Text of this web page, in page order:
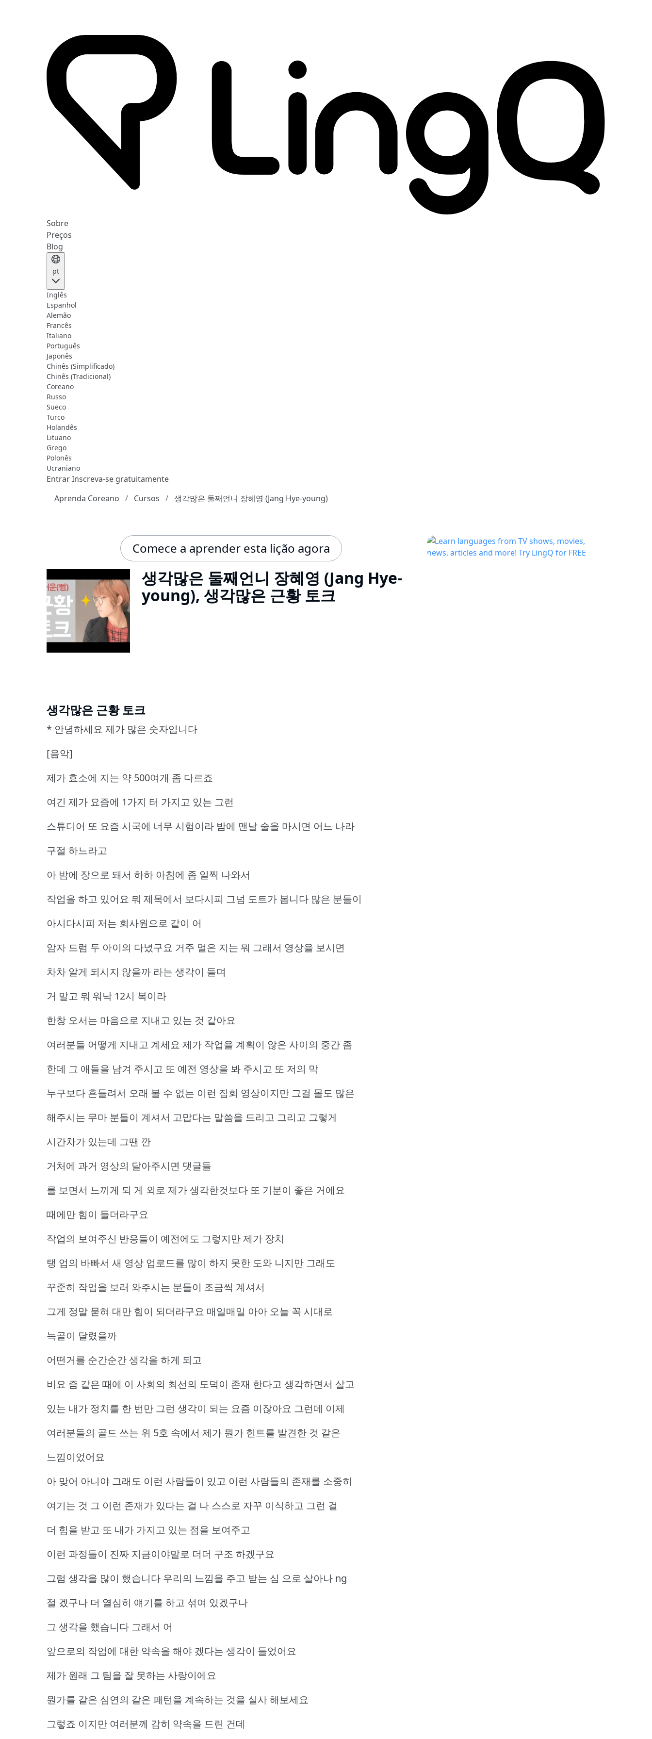
Sobre
Preços
Blog
pt
Inglês
Espanhol
Alemão
Francês
Italiano
Português
Japonês
Chinês (Simplificado)
Chinês (Tradicional)
Coreano
Russo
Sueco
Turco
Holandês
Lituano
Grego
Polonês
Ucraniano
EntrarInscreva-se gratuitamente
Aprenda Coreano
Cursos 생각많은 둘째언니 장혜영 (Jang Hye-young)
Comece a aprender esta lição agora
생각많은 둘째언니 장혜영 (Jang Hye-
young), 생각많은 근황 토크
생각많은 근황 토크
* 안녕하세요 제가 많은 숫자입니다
[음악]
제가 효소에 지는 약 500여개 좀 다르죠
여긴 제가 요즘에 1가지 터 가지고 있는 그런
스튜디어 또 요즘 시국에 너무 시험이라 밤에 맨날 술을 마시면 어느 나라
구절 하느라고
아 밤에 장으로 돼서 하하 아침에 좀 일찍 나와서
작업을 하고 있어요 뭐 제목에서 보다시피 그넘 도트가 봅니다 많은 분들이
아시다시피 저는 회사원으로 같이 어
암자 드럼 두 아이의 다녔구요 거주 멀은 지는 뭐 그래서 영상을 보시면
차차 알게 되시지 않을까 라는 생각이 들며
거 말고 뭐 워낙 12시 복이라
한창 오서는 마음으로 지내고 있는 것 같아요
여러분들 어떻게 지내고 계세요 제가 작업을 계획이 않은 사이의 중간 좀
한데 그 애들을 남겨 주시고 또 예전 영상을 봐 주시고 또 저의 막
누구보다 흔들려서 오래 볼 수 없는 이런 집회 영상이지만 그걸 몰도 많은
해주시는 무마 분들이 계셔서 고맙다는 말씀을 드리고 그리고 그렇게
시간차가 있는데 그땐 깐
거처에 과거 영상의 달아주시면 댓글들
를 보면서 느끼게 되 게 외로 제가 생각한것보다 또 기분이 좋은 거에요
때에만 힘이 들더라구요
작업의 보여주신 반응들이 예전에도 그렇지만 제가 장치
탱 업의 바빠서 새 영상 업로드를 많이 하지 못한 도와 니지만 그래도
꾸준히 작업을 보러 와주시는 분들이 조금씩 계셔서
그게 정말 묻혀 대만 힘이 되더라구요 매일매일 아아 오늘 꼭 시대로
늑골이 달렸을까
어떤거를 순간순간 생각을 하게 되고
비요 즘 같은 때에 이 사회의 최선의 도덕이 존재 한다고 생각하면서 살고
있는 내가 정치를 한 번만 그런 생각이 되는 요즘 이잖아요 그런데 이제
여러분들의 골드 쓰는 위 5호 속에서 제가 뭔가 힌트를 발견한 것 같은
느낌이었어요
아 맞어 아니야 그래도 이런 사람들이 있고 이런 사람들의 존재를 소중히
여기는 것 그 이런 존재가 있다는 걸 나 스스로 자꾸 이식하고 그런 걸
더 힘을 받고 또 내가 가지고 있는 점을 보여주고
이런 과정들이 진짜 지금이야말로 더더 구조 하겠구요
그럼 생각을 많이 했습니다 우리의 느낌을 주고 받는 심 으로 살아나 ng
절 겠구나 더 열심히 얘기를 하고 섞여 있겠구나
그 생각을 했습니다 그래서 어
앞으로의 작업에 대한 약속을 해야 겠다는 생각이 들었어요
제가 원래 그 팀을 잘 못하는 사랑이에요
뭔가를 같은 심연의 같은 패턴을 계속하는 것을 실사 해보세요
그렇죠 이지만 여러분께 감히 약속을 드린 건데